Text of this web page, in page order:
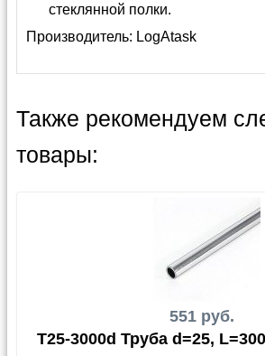
стеклянной полки.
Производитель: LogAtask
Также рекомендуем
товары:
551 руб.
T25-3000d Труба d=25,